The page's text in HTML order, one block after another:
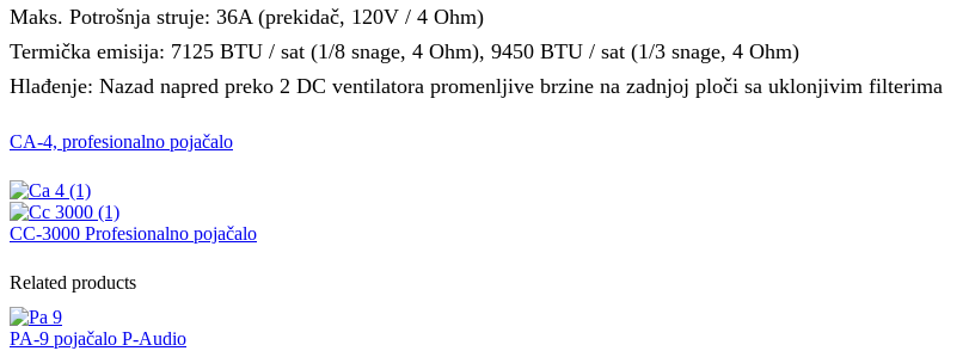
Maks. Potrošnja struje: 36A (prekidač, 120V / 4 Ohm)
Termička emisija: 7125 BTU / sat (1/8 snage, 4 Ohm), 9450 BTU / sat (1/3 snage, 4 Ohm)
Hlađenje: Nazad napred preko 2 DC ventilatora promenljive brzine na zadnjoj ploči sa uklonjivim filterima
CA-4, profesionalno pojačalo
CC-3000 Profesionalno pojačalo
Related products
PA-9 pojačalo P-Audio